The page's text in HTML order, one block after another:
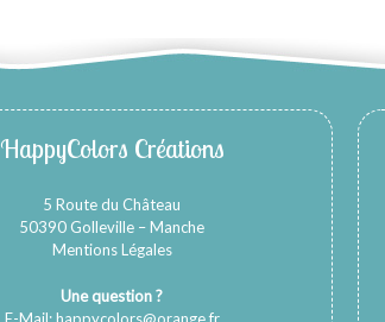
HappyColors Créations
5 Route du Château
50390 Golleville – Manche
Mentions Légales
Une question ?